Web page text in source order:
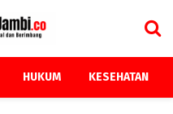
HUKUM KESEHATAN